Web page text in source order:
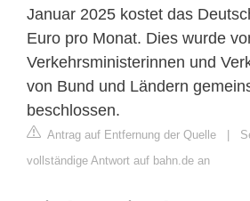
Januar 2025 kostet das
Euro pro Monat. Dies wurde
Verkehrsministerinnen und
von Bund und Ländern
beschlossen.
Antrag auf Entfernung der Quelle |
vollständige Antwort auf bahn.de an